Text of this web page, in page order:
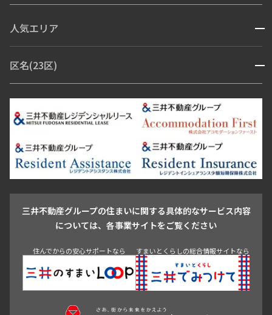
ブランドマンション
人気エリア 開閉
青山・表参道・原宿
市ヶ谷・神楽坂・飯田橋
三田・芝・浜松町
芝浦・汐留・品川
月島・勝どき・豊洲
本郷・春日・小石川
目白・高田馬場・早稲田
池尻大橋・三軒茶屋
祐天寺・学芸大学・自由が丘
駒沢・用賀・二子玉川
成城・砧
池袋・板橋・王子
青山 渋谷 東京・大手町 新宿 品川
目黒・中目黒
区名(23区) 開閉
江東区 台東区 墨田区
中野区
豊島区
杉並区 板橋区 練馬区 荒川区
足立区
葛飾区
江戸川区
三井不動産グループの住まいに関する具体的なサービス内容
については、各事業サイトをご覧ください
住んでからの安心サポートなら すまいとくらしの総合情報サイトなら